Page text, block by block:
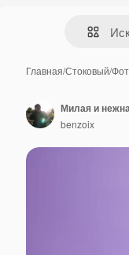
Главная/Стоковый/
benzoix